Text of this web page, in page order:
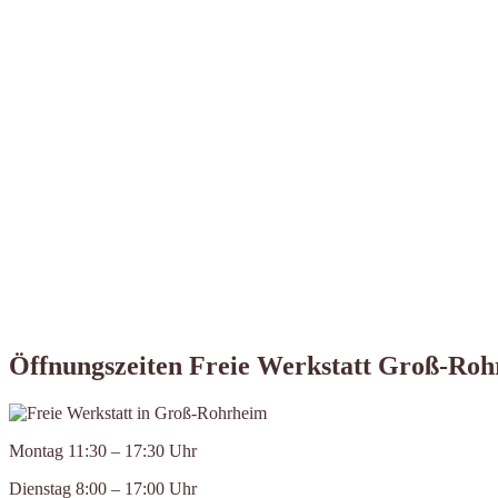
Öffnungszeiten Freie Werkstatt Groß-
Montag 11:30 – 17:30 Uhr
Dienstag 8:00 – 17:00 Uhr